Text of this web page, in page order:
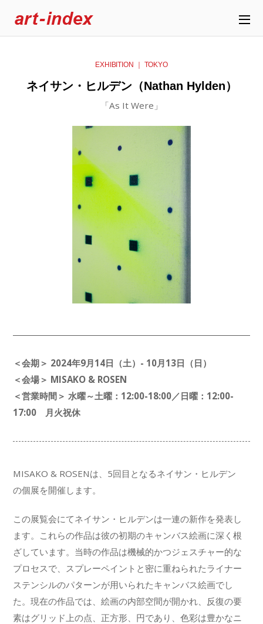
EXHIBITION ｜ TOKYO
ネイサン・ヒルデン（Nathan Hylden）
「As It Were」
＜会期＞ 2024年9月14日（土）- 10月13日（日）
＜会場＞ MISAKO & ROSEN
＜営業時間＞ 水曜～土曜：12:00-18:00／日曜：12:00-
17:00 月火祝休
MISAKO & ROSENは、5回目となるネイサン・ヒルデン
の個展を開催します。
この展覧会にてネイサン・ヒルデンは一連の新作を発表し
ます。これらの作品は彼の初期のキャンバス絵画に深く根
ざしています。当時の作品は機械的かつジェスチャー的な
プロセスで、スプレーペイントと密に重ねられたライナー
ステンシルのパターンが用いられたキャンバス絵画でし
た。現在の作品では、絵画の内部空間が開かれ、反復の要
素はグリッド上の点、正方形、円であり、色彩は豊かなニ